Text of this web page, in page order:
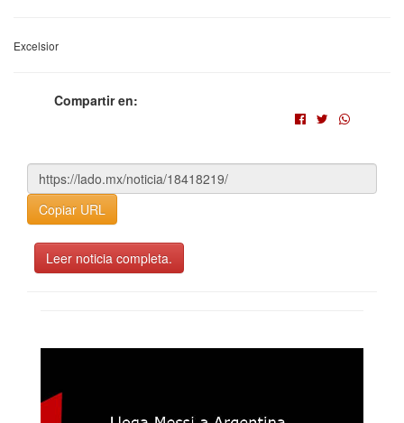
Excelsior
Compartir en:
Copiar URL
Leer noticia completa.